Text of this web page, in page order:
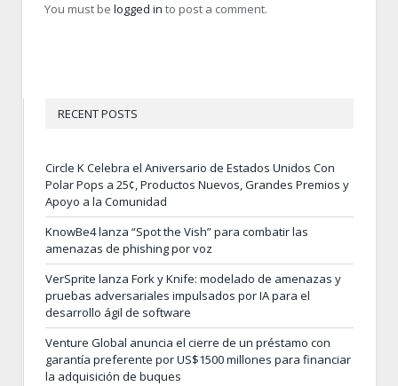
You must be logged in to post a comment.
RECENT POSTS
Circle K Celebra el Aniversario de Estados Unidos Con
Polar Pops a 25¢, Productos Nuevos, Grandes Premios y
Apoyo a la Comunidad
KnowBe4 lanza “Spot the Vish” para combatir las
amenazas de phishing por voz
VerSprite lanza Fork y Knife: modelado de amenazas y
pruebas adversariales impulsados por IA para el
desarrollo ágil de software
Venture Global anuncia el cierre de un préstamo con
garantía preferente por US$1500 millones para financiar
la adquisición de buques